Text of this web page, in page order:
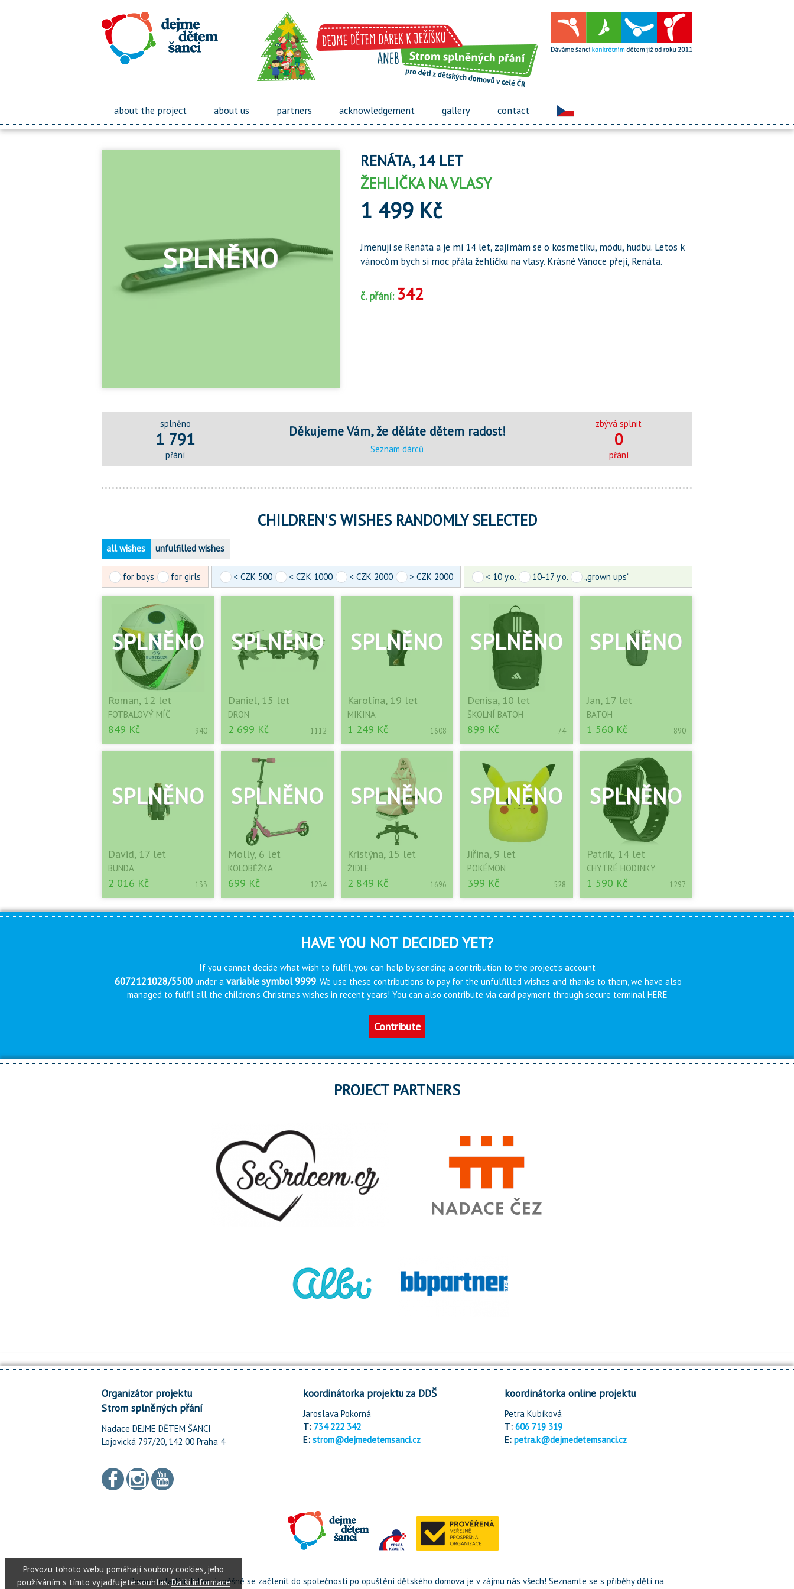
about the project about us partners acknowledgement gallery contact
RENÁTA, 14 LET
ŽEHLIČKA NA VLASY
1 499 Kč
Jmenuji se Renáta a je mi 14 let, zajímám se o kosmetiku, módu, hudbu. Letos k
vánocům bych si moc přála žehličku na vlasy. Krásné Vánoce přeji, Renáta.
č. přání: 342
splněno
1 791
přání
Děkujeme Vám, že děláte dětem radost!
Seznam dárců
zbývá splnit
0
přání
CHILDREN'S WISHES RANDOMLY SELECTED
all wishes unfulfilled wishes
for boys for girls < CZK 500 < CZK 1000 < CZK 2000 > CZK 2000 < 10 y.o. 10-17 y.o. „grown ups“
Roman, 12 let
FOTBALOVÝ MÍČ
849 Kč 940
Daniel, 15 let
DRON
2 699 Kč 1112
Karolína, 19 let
MIKINA
1 249 Kč 1608
Denisa, 10 let
ŠKOLNÍ BATOH
899 Kč 74
Jan, 17 let
BATOH
1 560 Kč 890
David, 17 let
BUNDA
2 016 Kč 133
Molly, 6 let
KOLOBĚŽKA
699 Kč 1234
Kristýna, 15 let
ŽIDLE
2 849 Kč 1696
Jiřina, 9 let
POKÉMON
399 Kč 528
Patrik, 14 let
CHYTRÉ HODINKY
1 590 Kč 1297
HAVE YOU NOT DECIDED YET?
If you cannot decide what wish to fulfil, you can help by sending a contribution to the project’s account
6072121028/5500 under a variable symbol 9999. We use these contributions to pay for the unfulfilled wishes and thanks to them, we have also
managed to fulfil all the children’s Christmas wishes in recent years! You can also contribute via card payment through secure terminal HERE
Contribute
PROJECT PARTNERS
Organizátor projektu
Strom splněných přání
Nadace DEJME DĚTEM ŠANCI
Lojovická 797/20, 142 00 Praha 4
koordinátorka projektu za DDŠ
Jaroslava Pokorná
T: 734 222 342
E: strom@dejmedetemsanci.cz
koordinátorka online projektu
Petra Kubíková
T:606 719 319
E:petra.k@dejmedetemsanci.cz
Pomoci mladým lidem úspěšně se začlenit do společnosti po opuštění dětského domova je v zájmu nás všech! Seznamte se s příběhy dětí na